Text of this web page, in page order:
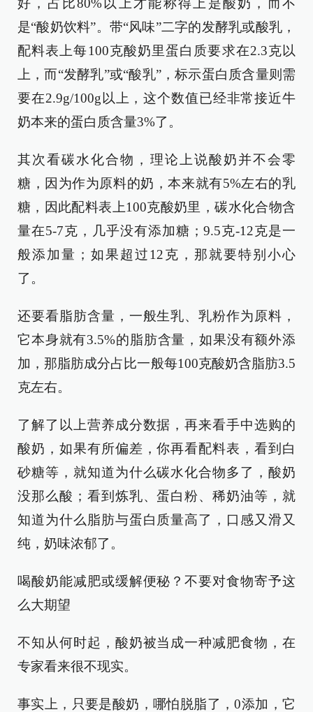
好，占比80%以上才能称得上是酸奶，而不
是“酸奶饮料”。带“风味”二字的发酵乳或酸乳，
配料表上每100克酸奶里蛋白质要求在2.3克以
上，而“发酵乳”或“酸乳”，标示蛋白质含量则需
要在2.9g/100g以上，这个数值已经非常接近牛
奶本来的蛋白质含量3%了。
其次看碳水化合物，理论上说酸奶并不会零
糖，因为作为原料的奶，本来就有5%左右的乳
糖，因此配料表上100克酸奶里，碳水化合物含
量在5-7克，几乎没有添加糖；9.5克-12克是一
般添加量；如果超过12克，那就要特别小心
了。
还要看脂肪含量，一般生乳、乳粉作为原料，
它本身就有3.5%的脂肪含量，如果没有额外添
加，那脂肪成分占比一般每100克酸奶含脂肪3.5
克左右。
了解了以上营养成分数据，再来看手中选购的
酸奶，如果有所偏差，你再看配料表，看到白
砂糖等，就知道为什么碳水化合物多了，酸奶
没那么酸；看到炼乳、蛋白粉、稀奶油等，就
知道为什么脂肪与蛋白质量高了，口感又滑又
纯，奶味浓郁了。
喝酸奶能减肥或缓解便秘？不要对食物寄予这
么大期望
不知从何时起，酸奶被当成一种减肥食物，在
专家看来很不现实。
事实上，只要是酸奶，哪怕脱脂了，0添加，它